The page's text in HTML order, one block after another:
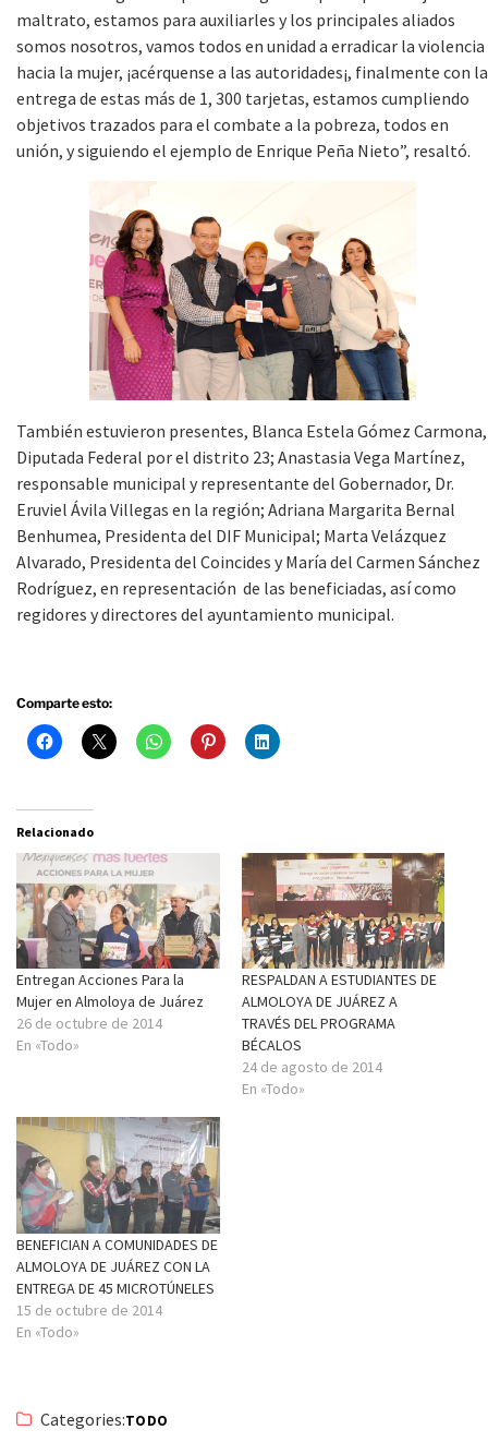
maltrato, estamos para auxiliarles y los principales aliados
somos nosotros, vamos todos en unidad a erradicar la violencia
hacia la mujer, ¡acérquense a las autoridades¡, finalmente con la
entrega de estas más de 1, 300 tarjetas, estamos cumpliendo
objetivos trazados para el combate a la pobreza, todos en
unión, y siguiendo el ejemplo de Enrique Peña Nieto”, resaltó.
También estuvieron presentes, Blanca Estela Gómez Carmona,
Diputada Federal por el distrito 23; Anastasia Vega Martínez,
responsable municipal y representante del Gobernador, Dr.
Eruviel Ávila Villegas en la región; Adriana Margarita Bernal
Benhumea, Presidenta del DIF Municipal; Marta Velázquez
Alvarado, Presidenta del Coincides y María del Carmen Sánchez
Rodríguez, en representación de las beneficiadas, así como
regidores y directores del ayuntamiento municipal.
Comparte esto:
Relacionado
Entregan Acciones Para la
Mujer en Almoloya de Juárez
26 de octubre de 2014
En «Todo»
RESPALDAN A ESTUDIANTES DE
ALMOLOYA DE JUÁREZ A
TRAVÉS DEL PROGRAMA
BÉCALOS
24 de agosto de 2014
En «Todo»
BENEFICIAN A COMUNIDADES DE
ALMOLOYA DE JUÁREZ CON LA
ENTREGA DE 45 MICROTÚNELES
15 de octubre de 2014
En «Todo»
Categories:TODO